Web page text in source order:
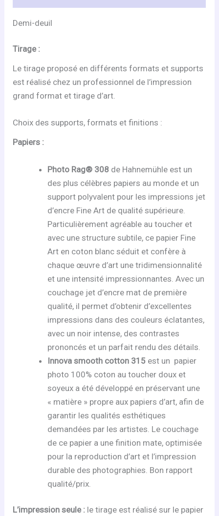
Demi-deuil
Tirage :
Le tirage proposé en différents formats et supports
est réalisé chez un professionnel de l’impression
grand format et tirage d’art.
Choix des supports, formats et finitions :
Papiers :
Photo Rag® 308 de Hahnemühle est un
des plus célèbres papiers au monde et un
support polyvalent pour les impressions jet
d’encre Fine Art de qualité supérieure.
Particulièrement agréable au toucher et
avec une structure subtile, ce papier Fine
Art en coton blanc séduit et confère à
chaque œuvre d’art une tridimensionnalité
et une intensité impressionnantes. Avec un
couchage jet d’encre mat de première
qualité, il permet d’obtenir d’excellentes
impressions dans des couleurs éclatantes,
avec un noir intense, des contrastes
prononcés et un parfait rendu des détails.
Innova smooth cotton 315 est un papier
photo 100% coton au toucher doux et
soyeux a été développé en préservant une
« matière » propre aux papiers d’art, afin de
garantir les qualités esthétiques
demandées par les artistes. Le couchage
de ce papier a une finition mate, optimisée
pour la reproduction d’art et l’impression
durable des photographies. Bon rapport
qualité/prix.
L’impression seule : le tirage est réalisé sur le papier